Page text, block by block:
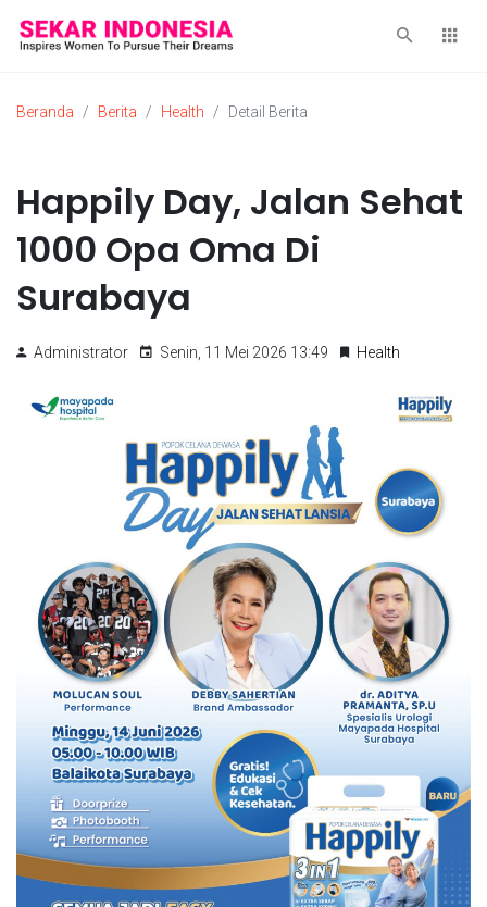
Beranda Berita Health Detail Berita
Happily Day, Jalan Sehat
1000 Opa Oma Di
Surabaya
Administrator Senin, 11 Mei 2026 13:49 Health